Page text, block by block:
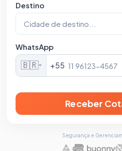
Destino
WhatsApp
🇧🇷 +55
Receber
Segurança e